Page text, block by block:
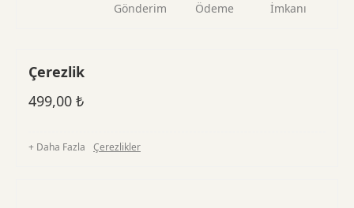
Gönderim
Ödeme
İmkanı
Çerezlik
499,00 ₺
+ Daha Fazla Çerezlikler